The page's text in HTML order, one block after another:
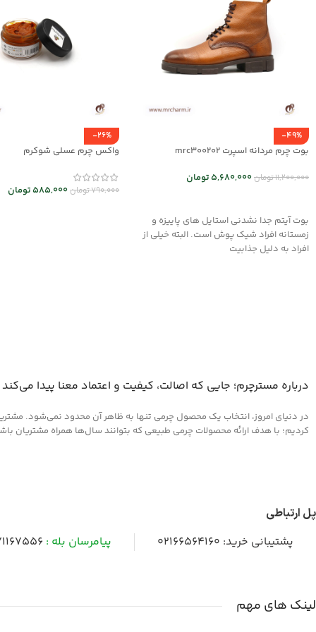
-49%
بوت چرم مردانه اسپرت mrc300202
11,200,000تومان5,680,000تومان
بوت آیتم جدا نشدنی استایل های پاییزه و
زمستانه افراد شیک پوش است. البته خیلی از
افراد به دلیل جذابیت
-26%
واکس چرم عسلی شوکرم
790,000تومان585,000تومان
درباره مسترچرم؛ جایی که اصالت، کیفیت و اعتماد معنا پیدا می‌کند
در دنیای امروز، انتخاب یک محصول چرمی تنها به ظاهر آن محدود نمی‌شود.
کردیم؛ با هدف ارائه محصولات چرمی طبیعی که بتوانند سال‌ها همراه مشتریان
پل ارتباطی
پشتیبانی خرید: 02166564160 پیامرسان بله :
لینک های مهم